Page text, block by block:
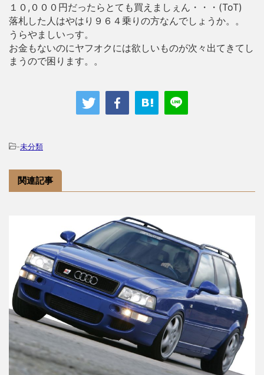
１０,０００円だったらとても買えましぇん・・・(ToT)
落札した人はやはり９６４乗りの方なんでしょうか。。
うらやましいっす。
お金もないのにヤフオクには欲しいものが次々出てきてし
まうので困ります。。
-未分類
関連記事